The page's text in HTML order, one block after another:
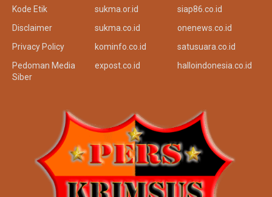
Kode Etik
Disclaimer
Privacy Policy
Pedoman Media
Siber
sukma.or.id
sukma.co.id
kominfo.co.id
expost.co.id
siap86.co.id
onenews.co.id
satusuara.co.id
halloindonesia.co.id